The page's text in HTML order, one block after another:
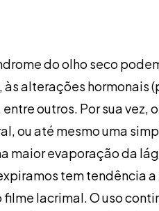
do olho seco
alterações hormonais
outros. Por sua
ou até mesmo uma
maior evaporação da
tem tendência
lacrimal. O uso